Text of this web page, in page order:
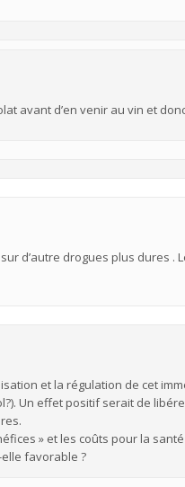
avant d’en venir au vin et
d’autre drogues plus dures
et la régulation de cet
Un effet positif serait de
» et les coûts pour la
elle favorable ?